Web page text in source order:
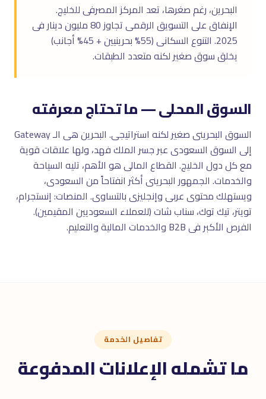
البحرين، رغم صغرها، تعد المركز المصرفى للخليج.
الإنفاق على التسويق الرقمى تجاوز 80 مليون دينار فى
2025. التنوع السكانى (55% بحرينيين + 45% أجانب)
يخلق سوق صغير لكنه متعدد الطبقات.
السوق المحلى — ما تحتاج معرفته
السوق البحرينى صغير لكنه استراتيجى. البحرين هى الـ Gateway
إلى السوق السعودى عبر جسر الملك فهد، ولها علاقات قوية
مع كل دول الخليج. القطاع المالى هو الأهم، تليه السياحة
والخدمات. الجمهور البحرينى أكثر انفتاحاً من السعودى،
ويستهلك محتوى عربى وإنجليزى بالتساوى. المنصات: إنستجرام،
تويتر، تيك توك، سناب شات (للعملاء السعوديين المقيمين).
الفرص الأكبر فى B2B والخدمات المالية والتعليم.
تفاصيل الخدمة
ما تشمله الإعلانات المدفوعة